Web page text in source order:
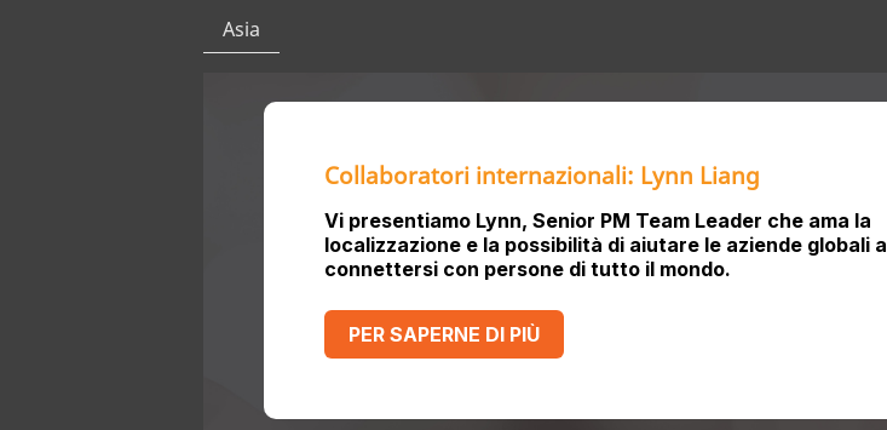
Asia
Collaboratori internazionali: Lynn Liang
Vi presentiamo Lynn, Senior PM Team Leader che ama la
localizzazione e la possibilità di aiutare le aziende globali a
connettersi con persone di tutto il mondo.
PER SAPERNE DI PIÙ